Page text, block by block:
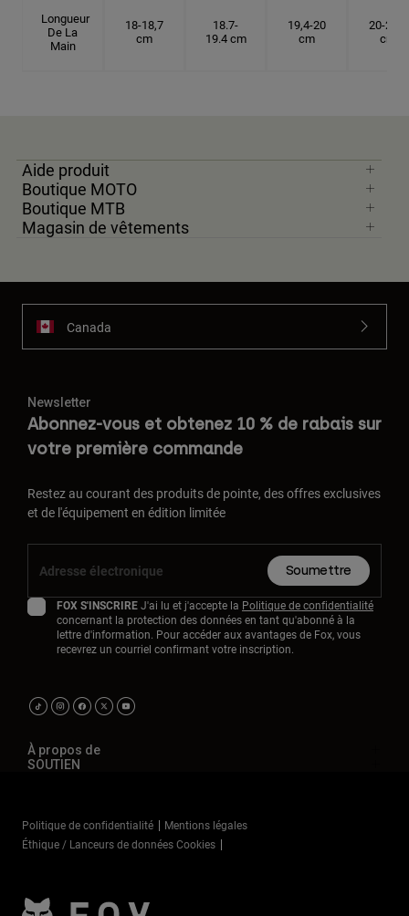
Longueur
De La
Main
18-18,7
cm
18.7-
19.4 cm
19,4-20
cm
20-20,6
cm
Aide produit
Boutique MOTO
Boutique MTB
Magasin de vêtements
Canada
Newsletter
Abonnez-vous et obtenez 10 % de rabais sur
votre première commande
Restez au courant des produits de pointe, des offres exclusives
et de l'équipement en édition limitée
Soumettre
FOX S'INSCRIREJ'ai lu et j'accepte la Politique de confidentialité
concernant la protection des données en tant qu'abonné à la
lettre d'information. Pour accéder aux avantages de Fox, vous
recevrez un courriel confirmant votre inscription.
À propos de
SOUTIEN
Politique de confidentialité
Mentions légales
Éthique / Lanceurs de données Cookies